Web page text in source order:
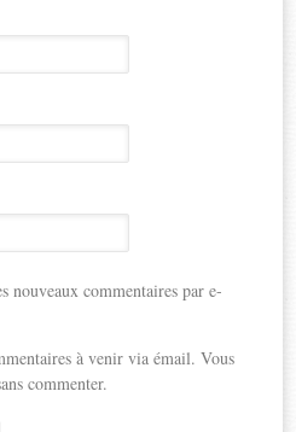
nouveaux commentaires par e-
à venir via émail. Vous
commenter.